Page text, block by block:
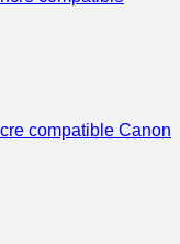
compatible Canon